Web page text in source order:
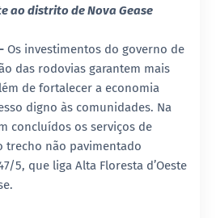
ao distrito de Nova Gease
Os investimentos do governo de
das rodovias garantem mais
de fortalecer a economia
digno às comunidades. Na
concluídos os serviços de
trecho não pavimentado
5, que liga Alta Floresta d’Oeste